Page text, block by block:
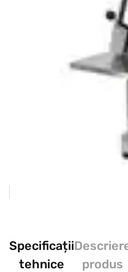
Specificații
tehnice
produs